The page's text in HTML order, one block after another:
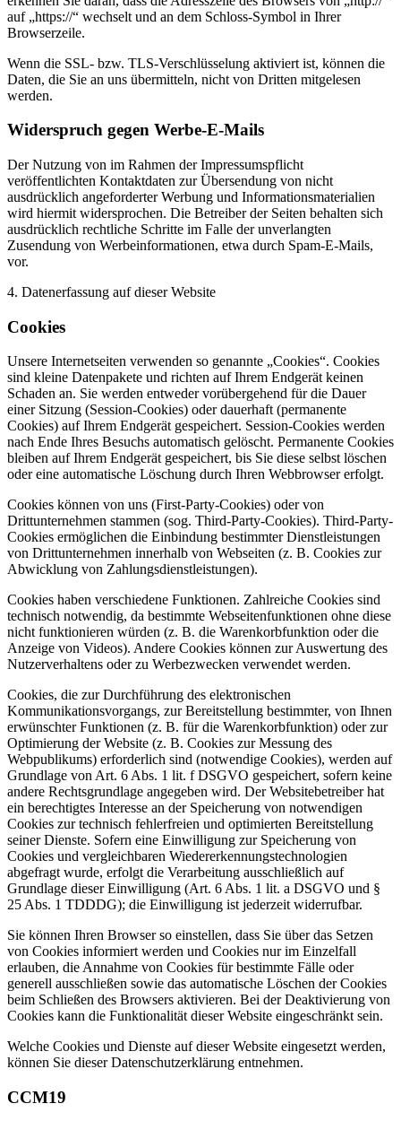
auf „https://“ wechselt und an dem Schloss-Symbol in Ihrer
Browserzeile.
Wenn die SSL- bzw. TLS-Verschlüsselung aktiviert ist, können die
Daten, die Sie an uns übermitteln, nicht von Dritten mitgelesen
werden.
Widerspruch gegen Werbe-E-Mails
Der Nutzung von im Rahmen der Impressumspflicht
veröffentlichten Kontaktdaten zur Übersendung von nicht
ausdrücklich angeforderter Werbung und Informationsmaterialien
wird hiermit widersprochen. Die Betreiber der Seiten behalten sich
ausdrücklich rechtliche Schritte im Falle der unverlangten
Zusendung von Werbeinformationen, etwa durch Spam-E-Mails,
vor.
4. Datenerfassung auf dieser Website
Cookies
Unsere Internetseiten verwenden so genannte „Cookies“. Cookies
sind kleine Datenpakete und richten auf Ihrem Endgerät keinen
Schaden an. Sie werden entweder vorübergehend für die Dauer
einer Sitzung (Session-Cookies) oder dauerhaft (permanente
Cookies) auf Ihrem Endgerät gespeichert. Session-Cookies werden
nach Ende Ihres Besuchs automatisch gelöscht. Permanente Cookies
bleiben auf Ihrem Endgerät gespeichert, bis Sie diese selbst löschen
oder eine automatische Löschung durch Ihren Webbrowser erfolgt.
Cookies können von uns (First-Party-Cookies) oder von
Drittunternehmen stammen (sog. Third-Party-Cookies). Third-Party-
Cookies ermöglichen die Einbindung bestimmter Dienstleistungen
von Drittunternehmen innerhalb von Webseiten (z. B. Cookies zur
Abwicklung von Zahlungsdienstleistungen).
Cookies haben verschiedene Funktionen. Zahlreiche Cookies sind
technisch notwendig, da bestimmte Webseitenfunktionen ohne diese
nicht funktionieren würden (z. B. die Warenkorbfunktion oder die
Anzeige von Videos). Andere Cookies können zur Auswertung des
Nutzerverhaltens oder zu Werbezwecken verwendet werden.
Cookies, die zur Durchführung des elektronischen
Kommunikationsvorgangs, zur Bereitstellung bestimmter, von Ihnen
erwünschter Funktionen (z. B. für die Warenkorbfunktion) oder zur
Optimierung der Website (z. B. Cookies zur Messung des
Webpublikums) erforderlich sind (notwendige Cookies), werden auf
Grundlage von Art. 6 Abs. 1 lit. f DSGVO gespeichert, sofern keine
andere Rechtsgrundlage angegeben wird. Der Websitebetreiber hat
ein berechtigtes Interesse an der Speicherung von notwendigen
Cookies zur technisch fehlerfreien und optimierten Bereitstellung
seiner Dienste. Sofern eine Einwilligung zur Speicherung von
Cookies und vergleichbaren Wiedererkennungstechnologien
abgefragt wurde, erfolgt die Verarbeitung ausschließlich auf
Grundlage dieser Einwilligung (Art. 6 Abs. 1 lit. a DSGVO und §
25 Abs. 1 TDDDG); die Einwilligung ist jederzeit widerrufbar.
Sie können Ihren Browser so einstellen, dass Sie über das Setzen
von Cookies informiert werden und Cookies nur im Einzelfall
erlauben, die Annahme von Cookies für bestimmte Fälle oder
generell ausschließen sowie das automatische Löschen der Cookies
beim Schließen des Browsers aktivieren. Bei der Deaktivierung von
Cookies kann die Funktionalität dieser Website eingeschränkt sein.
Welche Cookies und Dienste auf dieser Website eingesetzt werden,
können Sie dieser Datenschutzerklärung entnehmen.
CCM19